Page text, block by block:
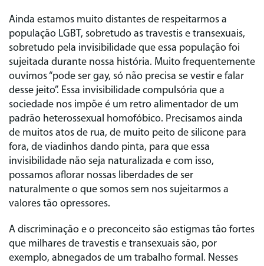
Ainda estamos muito distantes de respeitarmos a
população LGBT, sobretudo as travestis e transexuais,
sobretudo pela invisibilidade que essa população foi
sujeitada durante nossa história. Muito frequentemente
ouvimos “pode ser gay, só não precisa se vestir e falar
desse jeito”. Essa invisibilidade compulsória que a
sociedade nos impõe é um retro alimentador de um
padrão heterossexual homofóbico. Precisamos ainda
de muitos atos de rua, de muito peito de silicone para
fora, de viadinhos dando pinta, para que essa
invisibilidade não seja naturalizada e com isso,
possamos aflorar nossas liberdades de ser
naturalmente o que somos sem nos sujeitarmos a
valores tão opressores.
A discriminação e o preconceito são estigmas tão fortes
que milhares de travestis e transexuais são, por
exemplo, abnegados de um trabalho formal. Nesses